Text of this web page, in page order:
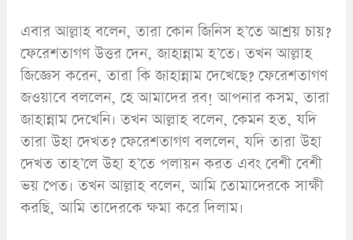
এবার আল্লাহ বলেন, তারা কোন জিনিস হ’তে আশ্রয় চায়?
ফেরেশতাগণ উত্তর দেন, জাহান্নাম হ’তে। তখন আল্লাহ
জিজ্ঞেস করেন, তারা কি জাহান্নাম দেখেছে? ফেরেশতাগণ
জওয়াবে বললেন, হে আমাদের রব! আপনার কসম, তারা
জাহান্নাম দেখেনি। তখন আল্লাহ বলেন, কেমন হত, যদি
তারা উহা দেখত? ফেরেশতাগণ বললেন, যদি তারা উহা
দেখত তাহ’লে উহা হ’তে পলায়ন করত এবং বেশী বেশী
ভয় পেত। তখন আল্লাহ বলেন, আমি তোমাদেরকে সাক্ষী
করছি, আমি তাদেরকে ক্ষমা করে দিলাম।